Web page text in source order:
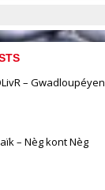
– Gwadloupéyen
– Nèg kont Nèg